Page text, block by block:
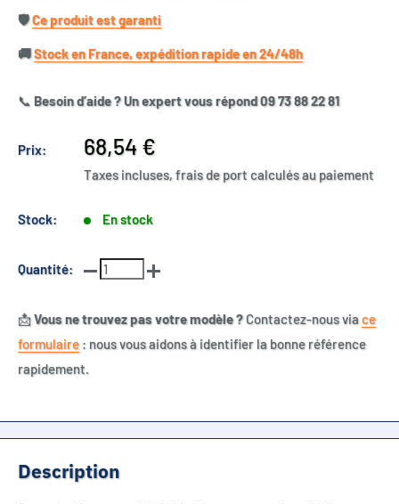
🛡️​Ce produit est garanti
🚚​Stock en France, expédition rapide en 24/48h
📞 Besoin d’aide ? Un expert vous répond 09 73 88 22 81
Prix:
Prix
réduit
68,54 €
Taxes incluses, frais de port calculés au paiement
Stock: En stock
Quantité:
📩Vous ne trouvez pas votre modèle ?Contactez-nous viace
formulaire : nous vous aidons à identifier la bonne référence
rapidement.
Description